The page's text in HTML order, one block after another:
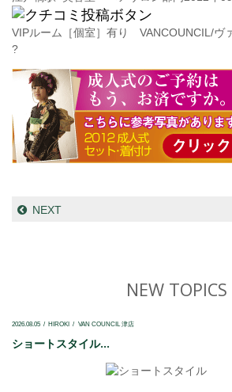
VIPルーム［個室］有り VANCOUNCIL/ヴ
?
NEXT
NEW TOPICS
2026.08.05 HIROKI VAN COUNCIL 津店
ショートスタイル...